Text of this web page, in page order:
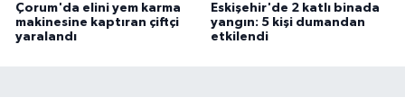
Çorum'da elini yem karma
makinesine kaptıran çiftçi
yaralandı
Eskişehir'de 2 katlı binada
yangın: 5 kişi dumandan
etkilendi